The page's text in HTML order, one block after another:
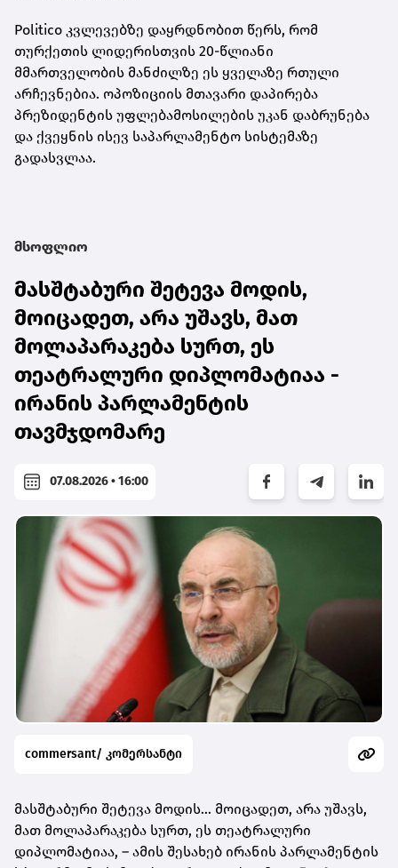
Politico კვლევებზე დაყრდნობით წერს, რომ
თურქეთის ლიდერისთვის 20-წლიანი
მმართველობის მანძილზე ეს ყველაზე რთული
არჩევნებია. ოპოზიციის მთავარი დაპირება
პრეზიდენტის უფლებამოსილების უკან დაბრუნება
და ქვეყნის ისევ საპარლამენტო სისტემაზე
გადასვლაა.
მსოფლიო
მასშტაბური შეტევა მოდის,
მოიცადეთ, არა უშავს, მათ
მოლაპარაკება სურთ, ეს
თეატრალური დიპლომატიაა -
ირანის პარლამენტის
თავმჯდომარე
07.08.2026 • 16:00
commersant/ კომერსანტი
მასშტაბური შეტევა მოდის… მოიცადეთ, არა უშავს,
მათ მოლაპარაკება სურთ, ეს თეატრალური
დიპლომატიაა, – ამის შესახებ ირანის პარლამენტის